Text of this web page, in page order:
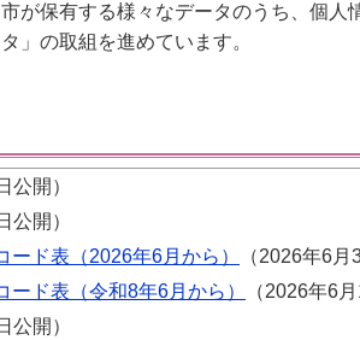
が保有する様々なデータのうち、個人
」の取組を進めています。
公開）
公開）
ド表（2026年6月から）
（2026年6
ド表（令和8年6月から）
（2026年6
公開）